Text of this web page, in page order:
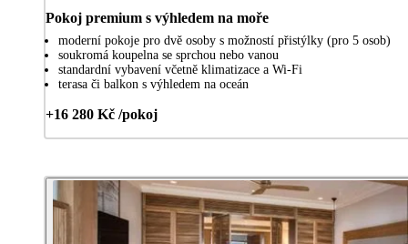
Pokoj premium s výhledem na moře
moderní pokoje pro dvě osoby s možností přistýlky (pro 5 osob)
soukromá koupelna se sprchou nebo vanou
standardní vybavení včetně klimatizace a Wi-Fi
terasa či balkon s výhledem na oceán
+16 280 Kč /pokoj